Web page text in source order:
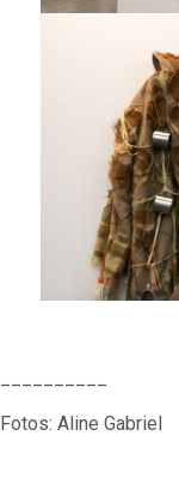
Fotos: Aline Gabriel